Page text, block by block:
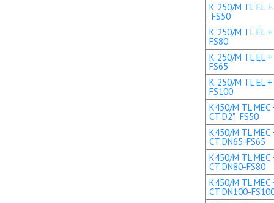
K 250/M TL EL +
FS50
K 250/M TL EL +
FS80
K 250/M TL EL +
FS65
K 250/M TL EL
FS100
K450/M TL MEC
CT D2"- FS50
K450/M TL MEC
CT DN65-FS65
K450/M TL MEC
CT DN80-FS80
K450/M TL MEC
CT DN100-